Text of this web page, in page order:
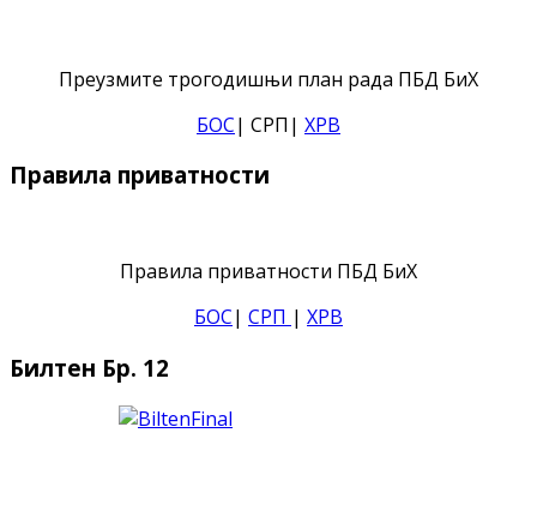
Преузмите трогодишњи план рада ПБД БиХ
БОС| СРП| ХРВ
Правила приватности
Правила приватности ПБД БиХ
БОС| СРП | ХРВ
Билтен Бр. 12